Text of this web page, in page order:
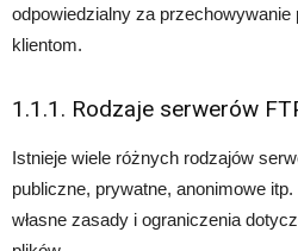
odpowiedzialny za przechowywanie
klientom.
1.1.1. Rodzaje serwerów
Istnieje wiele różnych rodzajów
publiczne, prywatne, anonimowe
własne zasady i ograniczenia